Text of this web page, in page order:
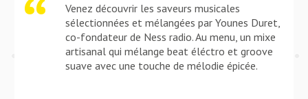
Venez découvrir les saveurs musicales
sélectionnées et mélangées par Younes Duret,
co-fondateur de Ness radio. Au menu, un mixe
artisanal qui mélange beat éléctro et groove
suave avec une touche de mélodie épicée.